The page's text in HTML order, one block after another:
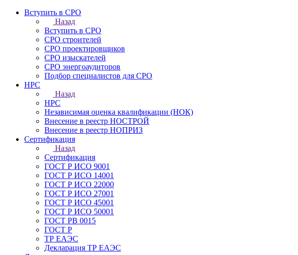
Вступить в СРО
Назад
Вступить в СРО
СРО строителей
СРО проектировщиков
СРО изыскателей
СРО энергоаудиторов
Подбор специалистов для СРО
НРС
Назад
НРС
Независимая оценка квалификации (НОК)
Внесение в реестр НОСТРОЙ
Внесение в реестр НОПРИЗ
Сертификация
Назад
Сертификация
ГОСТ Р ИСО 9001
ГОСТ Р ИСО 14001
ГОСТ Р ИСО 22000
ГОСТ Р ИСО 27001
ГОСТ Р ИСО 45001
ГОСТ Р ИСО 50001
ГОСТ РВ 0015
ГОСТ Р
ТР ЕАЭС
Декларация ТР ЕАЭС